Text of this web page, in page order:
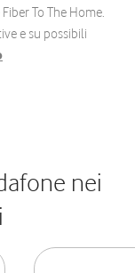
To The Home.
e su possibili
nei